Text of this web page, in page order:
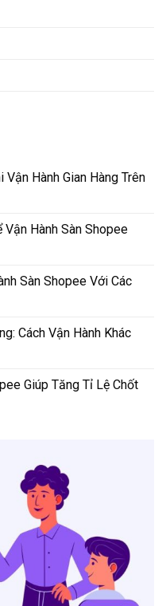
Vận Hành Gian Hàng Trên
Hành Sàn Shopee
Sàn Shopee Với Các
Cách Vận Hành Khác
Giúp Tăng Tỉ Lệ Chốt